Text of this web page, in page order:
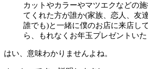
カットやカラーやマツエクなどの
てくれた方が誰か(家族、恋人、友
誰でも)と一緒に僕のお店に来店し
ら、もれなくお年玉プレゼントいた
はい、意味わかりませんよね。